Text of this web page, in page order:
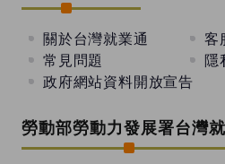
關於台灣就業通
客
常見問題
隱
政府網站資料開放宣告
勞動部勞動力發展署台灣